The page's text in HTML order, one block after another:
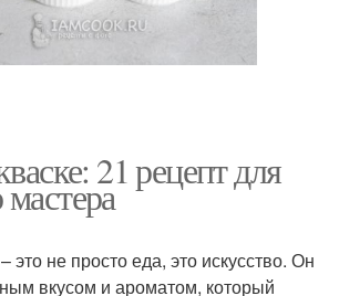
21 рецепт для
это не просто еда, это искусство. Он
вкусом и ароматом, который